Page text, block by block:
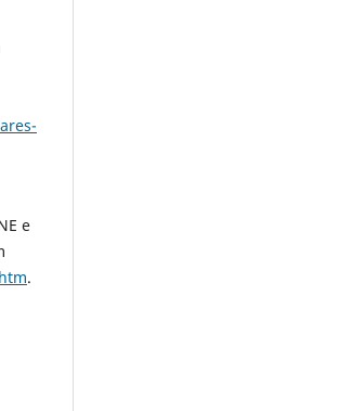
e
.